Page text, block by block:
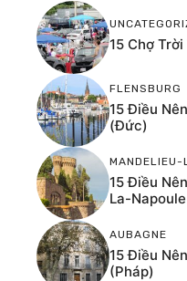
15 Chợ
FLENSBURG
15 Điều
(Đức)
MANDELIEU-
15 Điều
La-
AUBAGNE
15 Điều
(Pháp)